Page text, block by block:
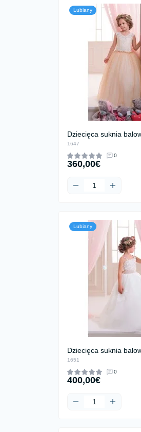
Lubiany
Dziecięca suknia
1647
0
360,00€
Lubiany
Dziecięca suknia
1651
0
400,00€